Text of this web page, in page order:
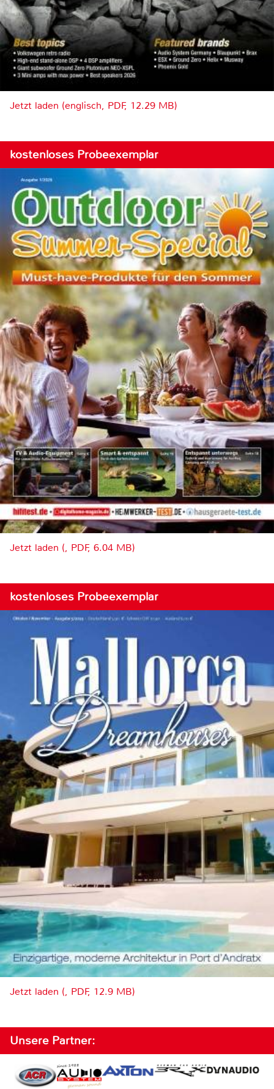
Jetzt laden (englisch, PDF, 12.29 MB)
kostenloses Probeexemplar
Jetzt laden (, PDF, 6.04 MB)
kostenloses Probeexemplar
Jetzt laden (, PDF, 12.9 MB)
Unsere Partner: